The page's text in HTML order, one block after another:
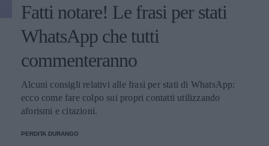
Fatti notare! Le frasi per stati
WhatsApp che tutti
commenteranno
Alcuni consigli relativi alle frasi per stati di WhatsApp:
ecco come fare colpo sui propri contatti utilizzando
aforismi e citazioni.
PERDITA DURANGO